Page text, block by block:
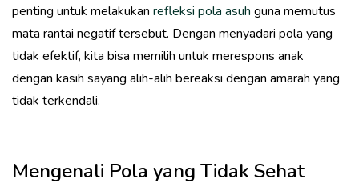
penting untuk melakukan refleksi pola asuh guna memutus
mata rantai negatif tersebut. Dengan menyadari pola yang
tidak efektif, kita bisa memilih untuk merespons anak
dengan kasih sayang alih-alih bereaksi dengan amarah yang
tidak terkendali.
Mengenali Pola yang Tidak Sehat